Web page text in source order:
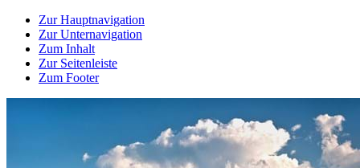
Zur Hauptnavigation
Zur Unternavigation
Zum Inhalt
Zur Seitenleiste
Zum Footer